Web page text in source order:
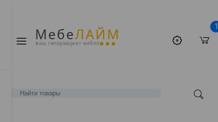
МебеЛАЙМ
ваш гипермаркет мебели
1